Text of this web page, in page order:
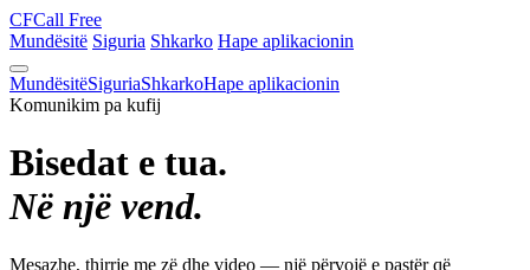
CFCall Free
Mundësitë Siguria Shkarko Hape aplikacionin
MundësitëSiguriaShkarkoHape aplikacionin
Komunikim pa kufij
Bisedat e tua.
Në një vend.
Mesazhe, thirrje me zë dhe video — një përvojë e pastër që